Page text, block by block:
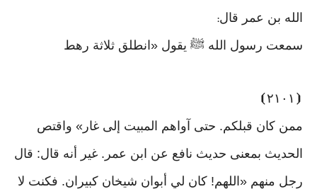
الله بن عمر قال:
سمعت رسول الله ﷺ يقول «انطلق ثلاثة رهط
⦗ ٢١٠١ ⦘
ممن كان قبلكم. حتى آواهم المبيت إلى غار» واقتص
الحديث بمعنى حديث نافع عن ابن عمر. غير أنه قال: قال
رجل منهم «اللهم! كان لي أبوان شيخان كبيران. فكنت لا